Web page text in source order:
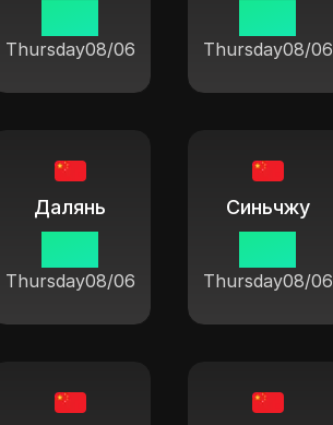
Thursday08/06 Thursday08/06
Далянь
Thursday08/06
Синьчжу
Thursday08/06